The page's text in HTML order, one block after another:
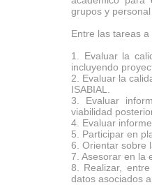
grupos y
Entre las tareas
1. Evaluar la
incluyendo
2. Evaluar la
ISABIAL.
3. Evaluar
viabilidad
4. Evaluar
5. Participar en
6. Orientar sobre
7. Asesorar en la
8. Realizar,
datos asociados